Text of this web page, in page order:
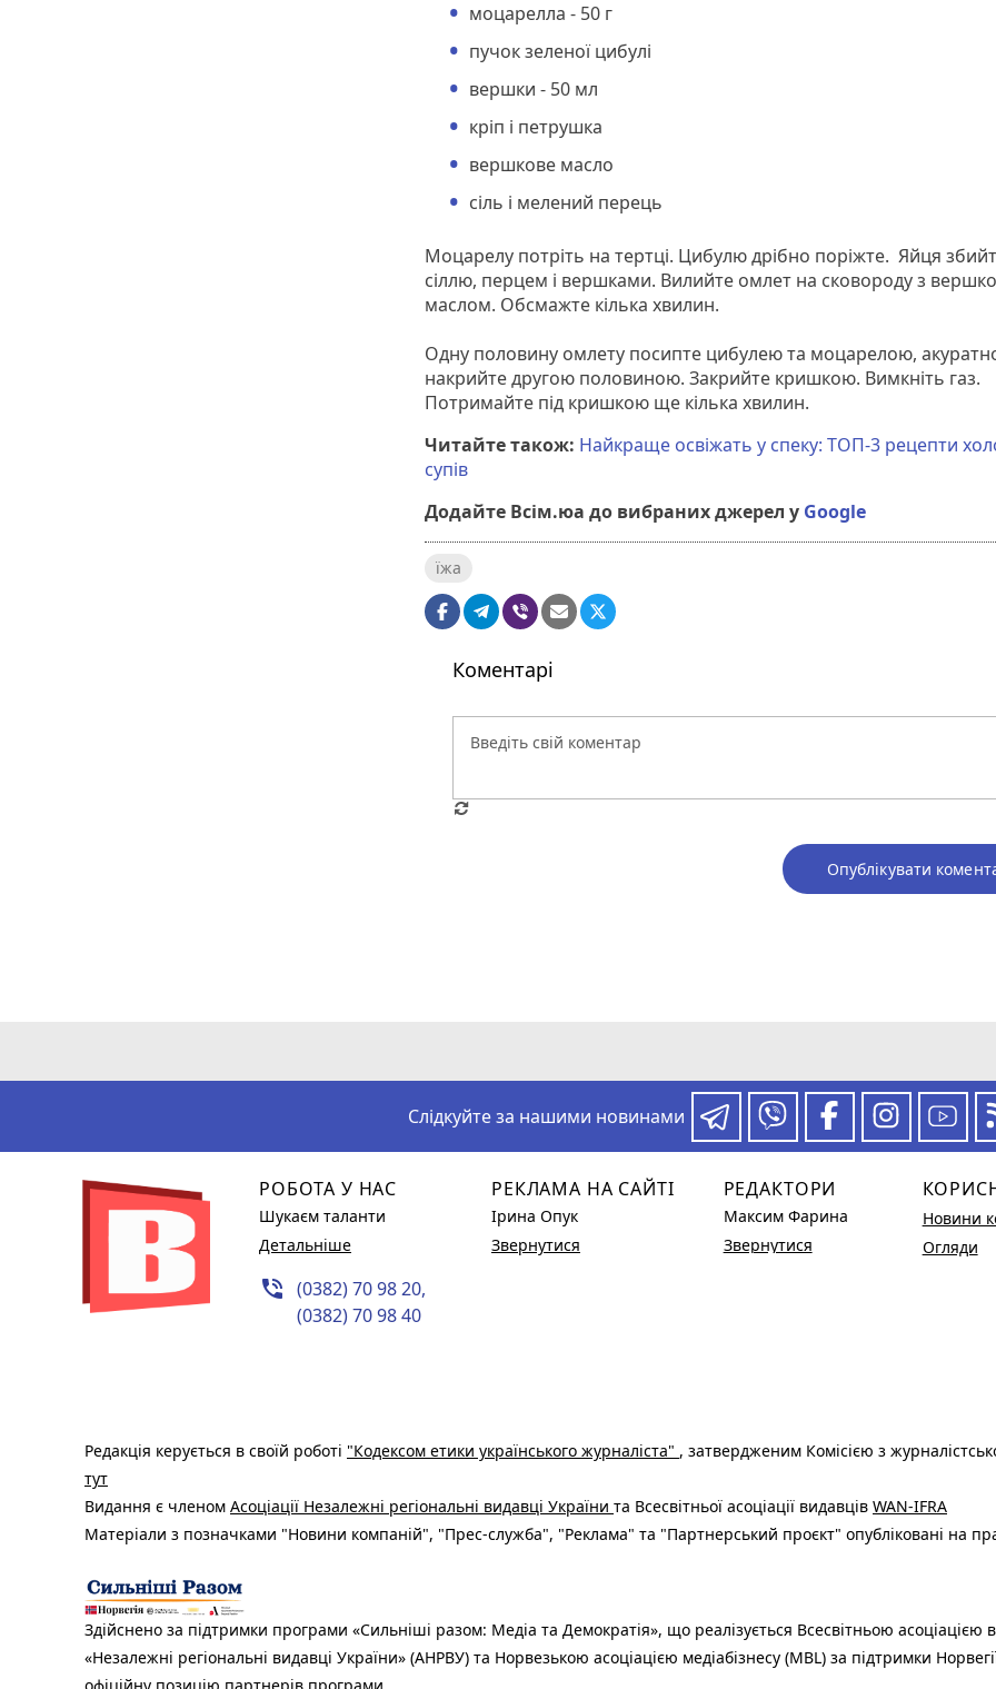
моцарелла - 50 г
пучок зеленої цибулі
вершки - 50 мл
кріп і петрушка
вершкове масло
сіль і мелений перець
Моцарелу потріть на тертці. Цибулю дрібно поріжте. Яйця
сіллю, перцем і вершками. Вилийте омлет на сковороду з
маслом. Обсмажте кілька хвилин.
Одну половину омлету посипте цибулею та моцарелою,
накрийте другою половиною. Закрийте кришкою. Вимкніть газ.
Потримайте під кришкою ще кілька хвилин.
Читайте також: Найкраще освіжать у спеку: ТОП-3 рецепти
супів
Додайте Всім.юа до вибраних джерел у Google
їжа
Коментарі
Опублікувати
Слідкуйте за нашими новинами
РОБОТА У НАС
Шукаєм таланти
Детальніше
phone_in_talk (0382) 70 98 20,
(0382) 70 98 40
РЕКЛАМА НА САЙТІ
Ірина Опук
Звернутися
РЕДАКТОРИ
Максим Фарина
Звернутися
Новини
Огляди
Редакція керується в своїй роботі "Кодексом етики українського журналіста" , затвердженим Комісією з
тут
Видання є членом Асоціації Незалежні регіональні видавці України та Всесвітньої асоціації видавців WAN-IFRA
Матеріали з позначками "Новини компаній", "Прес-служба", "Реклама" та "Партнерський проєкт" опубліковані на
Здійснено за підтримки програми «Сильніші разом: Медіа та Демократія», що реалізується Всесвітньою асоціацією
«Незалежні регіональні видавці України» (АНРВУ) та Норвезькою асоціацією медіабізнесу (MBL) за підтримки
офіційну позицію партнерів програми.